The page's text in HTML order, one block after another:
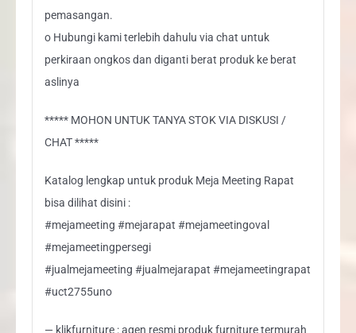
pemasangan.
o Hubungi kami terlebih dahulu via chat untuk
perkiraan ongkos dan diganti berat produk ke berat
aslinya
***** MOHON UNTUK TANYA STOK VIA DISKUSI /
CHAT *****
Katalog lengkap untuk produk Meja Meeting Rapat
bisa dilihat disini :
#mejameeting #mejarapat #mejameetingoval
#mejameetingpersegi
#jualmejameeting #jualmejarapat #mejameetingrapat
#uct2755uno
— klikfurniture : agen resmi produk furniture termurah